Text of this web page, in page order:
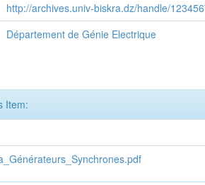
http://archives.univ-biskra.dz/handle/
Département de Génie Electrique
Item: